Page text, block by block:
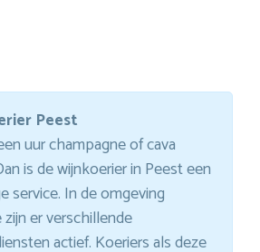
Peest
uur champagne of cava
is de wijnkoerier in Peest een
service. In de omgeving
er verschillende
actief. Koeriers als deze